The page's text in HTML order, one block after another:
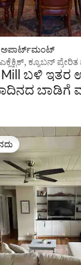
ಅಪಾರ್ಟ್‌ಮಂಟ್
ಕ್ಯೂಬನ್ ಪ್ರೇರಿತ
Mill ಬಳಿ
ಬಾಡಿಗೆ